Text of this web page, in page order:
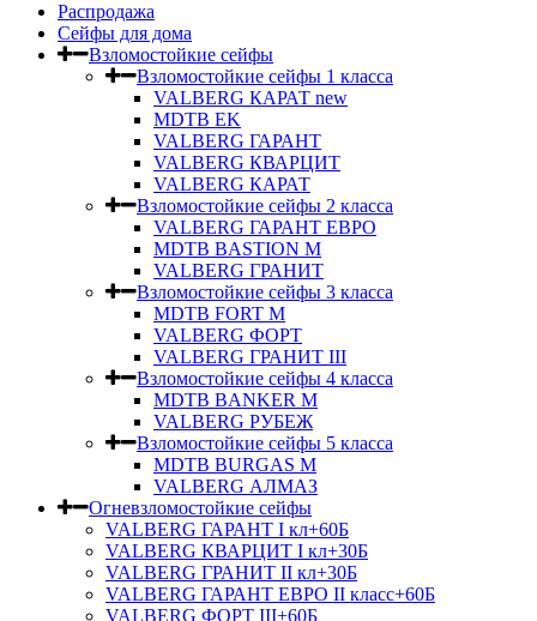
Распродажа
Сейфы для дома
Взломостойкие сейфы
Взломостойкие сейфы 1 класса
VALBERG КАРАТ new
MDTB EK
VALBERG ГАРАНТ
VALBERG КВАРЦИТ
VALBERG КАРАТ
Взломостойкие сейфы 2 класса
VALBERG ГАРАНТ ЕВРО
MDTB BASTION M
VALBERG ГРАНИТ
Взломостойкие сейфы 3 класса
MDTB FORT M
VALBERG ФОРТ
VALBERG ГРАНИТ III
Взломостойкие сейфы 4 класса
MDTB BANKER M
VALBERG РУБЕЖ
Взломостойкие сейфы 5 класса
MDTB BURGAS M
VALBERG АЛМАЗ
Огневзломостойкие сейфы
VALBERG ГАРАНТ I кл+60Б
VALBERG КВАРЦИТ I кл+30Б
VALBERG ГРАНИТ II кл+30Б
VALBERG ГАРАНТ ЕВРО II класс+60Б
VALBERG ФОРТ III+60Б